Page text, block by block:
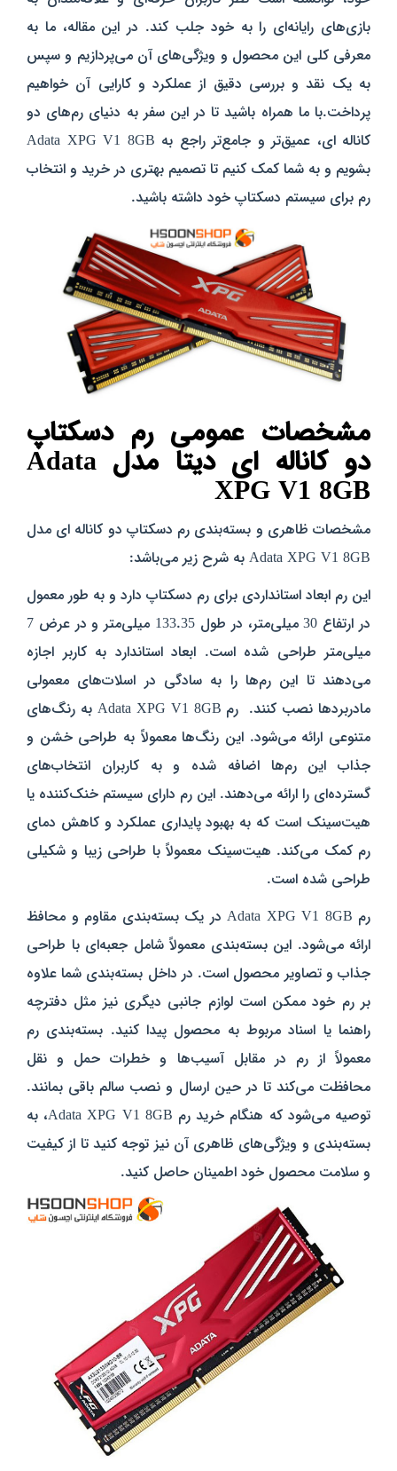
بازی‌های رایانه‌ای را به خود جلب کند. در این مقاله، ما به
معرفی کلی این محصول و ویژگی‌های آن می‌پردازیم و سپس
به یک نقد و بررسی دقیق از عملکرد و کارایی آن خواهیم
پرداخت.با ما همراه باشید تا در این سفر به دنیای رم‌های دو
کاناله ای، عمیق‌تر و جامع‌تر راجع به Adata XPG V1 8GB
بشویم و به شما کمک کنیم تا تصمیم بهتری در خرید و انتخاب
رم برای سیستم دسکتاپ خود داشته باشید.
مشخصات عمومی رم دسکتاپ
دو کاناله ای دیتا مدل Adata
XPG V1 8GB
مشخصات ظاهری و بسته‌بندی رم دسکتاپ دو کاناله ای مدل
Adata XPG V1 8GB به شرح زیر می‌باشد:
این رم ابعاد استانداردی برای رم دسکتاپ دارد و به طور معمول
در ارتفاع 30 میلی‌متر، در طول 133.35 میلی‌متر و در عرض 7
میلی‌متر طراحی شده است. ابعاد استاندارد به کاربر اجازه
می‌دهند تا این رم‌ها را به سادگی در اسلات‌های معمولی
مادربردها نصب کنند. رم Adata XPG V1 8GB به رنگ‌های
متنوعی ارائه می‌شود. این رنگ‌ها معمولاً به طراحی خشن و
جذاب این رم‌ها اضافه شده و به کاربران انتخاب‌های
گسترده‌ای را ارائه می‌دهند. این رم دارای سیستم خنک‌کننده یا
هیت‌سینک است که به بهبود پایداری عملکرد و کاهش دمای
رم کمک می‌کند. هیت‌سینک معمولاً با طراحی زیبا و شکیلی
طراحی شده است.
رم Adata XPG V1 8GB در یک بسته‌بندی مقاوم و محافظ
ارائه می‌شود. این بسته‌بندی معمولاً شامل جعبه‌ای با طراحی
جذاب و تصاویر محصول است. در داخل بسته‌بندی شما علاوه
بر رم خود ممکن است لوازم جانبی دیگری نیز مثل دفترچه
راهنما یا اسناد مربوط به محصول پیدا کنید. بسته‌بندی رم
معمولاً از رم در مقابل آسیب‌ها و خطرات حمل و نقل
محافظت می‌کند تا در حین ارسال و نصب سالم باقی بمانند.
توصیه می‌شود که هنگام خرید رم Adata XPG V1 8GB، به
بسته‌بندی و ویژگی‌های ظاهری آن نیز توجه کنید تا از کیفیت
و سلامت محصول خود اطمینان حاصل کنید.